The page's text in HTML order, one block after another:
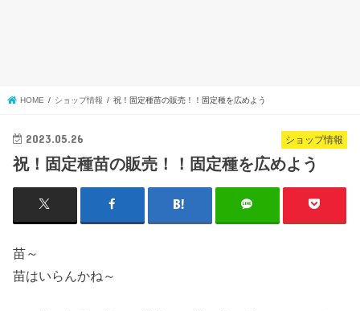
HOME ショップ情報 祝！固定種苗の販売！！固定種を広めよう
ショップ情報
2023.05.26
祝！固定種苗の販売！！固定種を広めよう
苗～
苗はいらんかね～